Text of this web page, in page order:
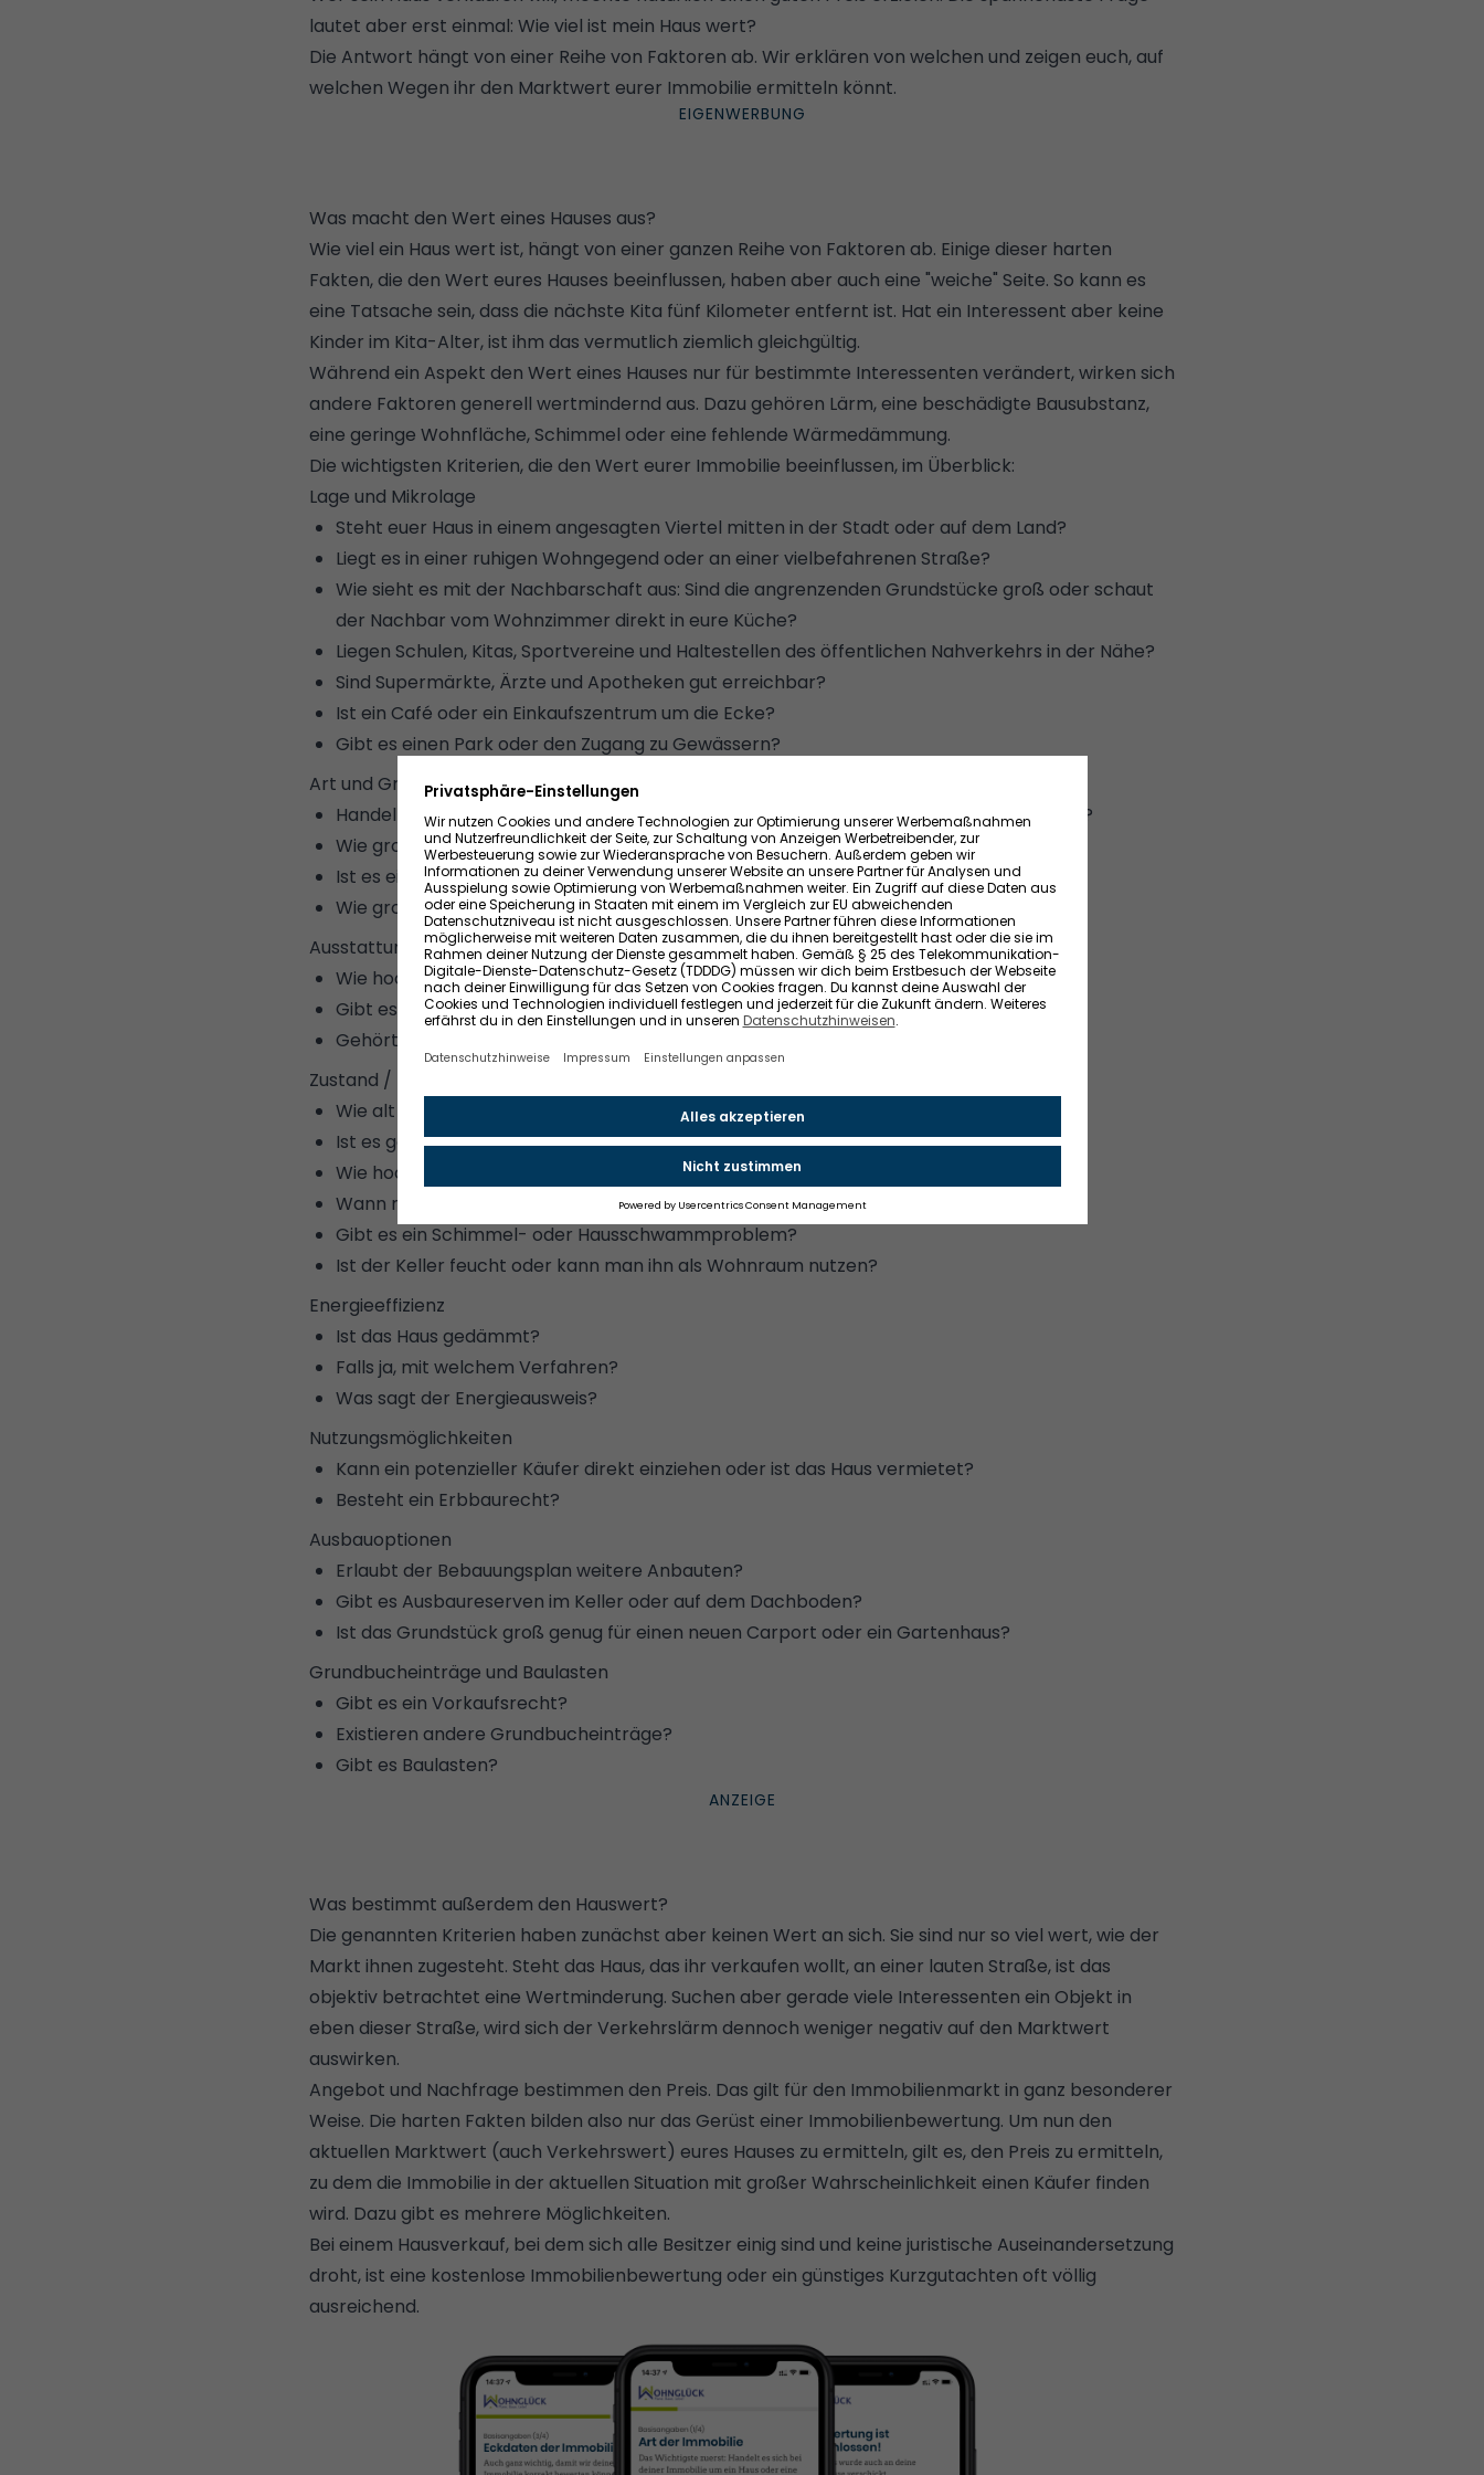
lautet aber erst einmal: Wie viel ist mein Haus wert?
Die Antwort hängt von einer Reihe von Faktoren ab. Wir erklären von welchen und zeigen euch, auf
welchen Wegen ihr den Marktwert eurer Immobilie ermitteln könnt.
Was macht den Wert eines Hauses aus?
Wie viel ein Haus wert ist, hängt von einer ganzen Reihe von Faktoren ab. Einige dieser harten
Fakten, die den Wert eures Hauses beeinflussen, haben aber auch eine "weiche" Seite. So kann es
eine Tatsache sein, dass die nächste Kita fünf Kilometer entfernt ist. Hat ein Interessent aber keine
Kinder im Kita-Alter, ist ihm das vermutlich ziemlich gleichgültig.
Während ein Aspekt den Wert eines Hauses nur für bestimmte Interessenten verändert, wirken sich
andere Faktoren generell wertmindernd aus. Dazu gehören Lärm, eine beschädigte Bausubstanz,
eine geringe Wohnfläche, Schimmel oder eine fehlende Wärmedämmung.
Die wichtigsten Kriterien, die den Wert eurer Immobilie beeinflussen, im Überblick:
Lage und Mikrolage
Steht euer Haus in einem angesagten Viertel mitten in der Stadt oder auf dem Land?
Liegt es in einer ruhigen Wohngegend oder an einer vielbefahrenen Straße?
Wie sieht es mit der Nachbarschaft aus: Sind die angrenzenden Grundstücke groß oder schaut
der Nachbar vom Wohnzimmer direkt in eure Küche?
Liegen Schulen, Kitas, Sportvereine und Haltestellen des öffentlichen Nahverkehrs in der Nähe?
Sind Supermärkte, Ärzte und Apotheken gut erreichbar?
Ist ein Café oder ein Einkaufszentrum um die Ecke?
Gibt es einen Park oder den Zugang zu Gewässern?
Art und Größe des Gebäudes und des Grundstücks
Handelt es sich um ein Einfamilienhaus, ein Reihenhaus oder um eine Doppelhaushälfte?
Wie groß ist das Haus und wie sinnvoll ist dieEinteilung der Zimmer?
Ist es ein Bungalow oder hat es mehrere Stockwerke?
Wie groß ist das Grundstück?
Ausstattung
Wie hochwertig ist die Ausstattung (Böden, Bad/Bäder, Küche, Kamin oder Ofen)?
Gibt es einen Garten, Balkone und Terrassen?
Gehört eine Garage oder ein Carport zum Haus?
Zustand / Bausubstanz
Wie alt ist das Gebäude und in welchem Zustand ist es?
Ist es gerade frisch renoviert oder besteht ein Modernisierungsstau?
Wie hoch liegen die
Kosten einer Modernisierung?
Wann müssen Dach, Elektrik oder Heizung erneuert werden?
Gibt es ein Schimmel- oder Hausschwammproblem?
Ist der Keller feucht oder kann man ihn als Wohnraum nutzen?
Energieeffizienz
Ist das Haus gedämmt?
Falls ja, mit welchem Verfahren?
Was sagt der Energieausweis?
Nutzungsmöglichkeiten
Kann ein potenzieller Käufer direkt einziehen oder ist das Haus vermietet?
Besteht ein Erbbaurecht?
Ausbauoptionen
Erlaubt der Bebauungsplan weitere Anbauten?
Gibt es Ausbaureserven im Keller oder auf dem Dachboden?
Ist das Grundstück groß genug für einen neuen Carport oder ein Gartenhaus?
Grundbucheinträge und Baulasten
Gibt es ein Vorkaufsrecht?
Existieren andere Grundbucheinträge?
Gibt es Baulasten?
Was bestimmt außerdem den Hauswert?
Die genannten Kriterien haben zunächst aber keinen Wert an sich. Sie sind nur so viel wert, wie der
Markt ihnen zugesteht. Steht das Haus, das ihr verkaufen wollt, an einer lauten Straße, ist das
objektiv betrachtet eine Wertminderung. Suchen aber gerade viele Interessenten ein Objekt in
eben dieser Straße, wird sich der Verkehrslärm dennoch weniger negativ auf den Marktwert
auswirken.
Angebot und Nachfrage bestimmen den Preis. Das gilt für den Immobilienmarkt in ganz besonderer
Weise. Die harten Fakten bilden also nur das Gerüst einer Immobilienbewertung. Um nun den
aktuellen Marktwert (auch Verkehrswert) eures Hauses zu ermitteln, gilt es, den Preis zu ermitteln,
zu dem die Immobilie in der aktuellen Situation mit großer Wahrscheinlichkeit einen Käufer finden
wird. Dazu gibt es mehrere Möglichkeiten.
Bei einem Hausverkauf, bei dem sich alle Besitzer einig sind und keine juristische Auseinandersetzung
droht, ist eine kostenlose Immobilienbewertung oder ein günstiges Kurzgutachten oft völlig
ausreichend.